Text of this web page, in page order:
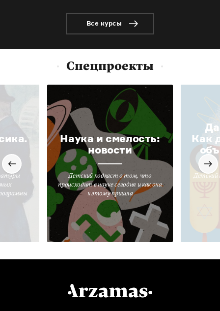
Все курсы
Спецпроекты
Наука и смелость:
новости
Детский подкаст о том, что
происходит в науке сегодня и как она
к этому пришла
Да
Как
Детский